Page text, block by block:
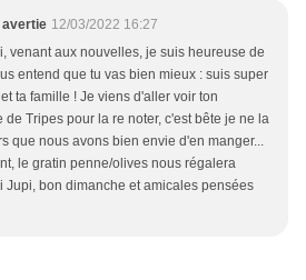
12/03/2022 16:27
venant aux nouvelles, je suis heureuse de
entend que tu vas bien mieux : suis super
ta famille ! Je viens d'aller voir ton
de Tripes pour la re noter, c'est bête je ne la
que nous avons bien envie d'en manger...
le gratin penne/olives nous régalera
Jupi, bon dimanche et amicales pensées